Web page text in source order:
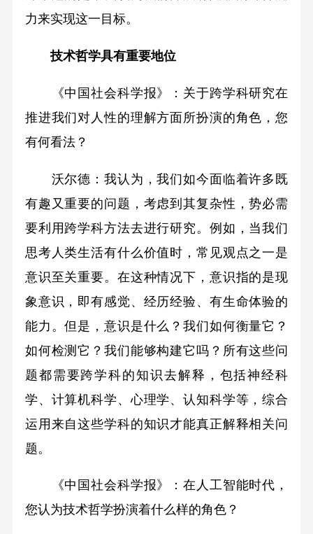
力来实现这一目标。
技术哲学具有重要地位
《中国社会科学报》：关于跨学科研究在
推进我们对人性的理解方面所扮演的角色，您
有何看法？
沃尔德：我认为，我们如今面临着许多既
有趣又重要的问题，考虑到其复杂性，势必需
要利用跨学科方法去进行研究。例如，当我们
思考人类生活有什么价值时，常见观点之一是
意识至关重要。在这种情况下，意识指的是现
象意识，即有感觉、经历经验、有生命体验的
能力。但是，意识是什么？我们如何衡量它？
如何检测它？我们能够构建它吗？所有这些问
题都需要跨学科的知识去解释，包括神经科
学、计算机科学、心理学、认知科学等，综合
运用来自这些学科的知识才能真正解释相关问
题。
《中国社会科学报》：在人工智能时代，
您认为技术哲学扮演着什么样的角色？